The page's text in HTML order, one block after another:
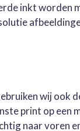
inkt
wij
print op een
naar voren